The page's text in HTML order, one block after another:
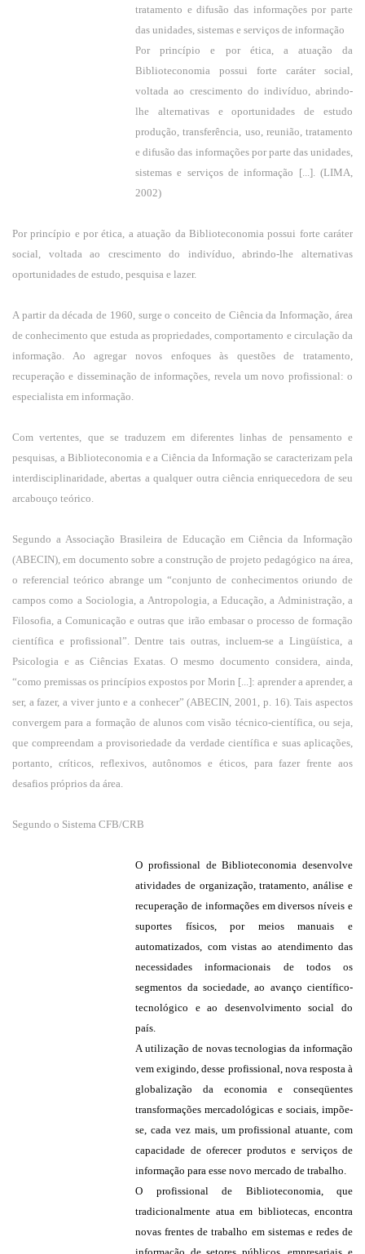
tratamento e difusão das informações por parte
das unidades, sistemas e serviços de informação
Por princípio e por ética, a atuação da
Biblioteconomia possui forte caráter social,
voltada ao crescimento do indivíduo, abrindo-
lhe alternativas e oportunidades de estudo
produção, transferência, uso, reunião, tratamento
e difusão das informações por parte das unidades,
sistemas e serviços de informação [...]. (LIMA,
2002)
Por princípio e por ética, a atuação da Biblioteconomia possui forte caráter
social, voltada ao crescimento do indivíduo, abrindo-lhe alternativas
oportunidades de estudo, pesquisa e lazer.
A partir da década de 1960, surge o conceito de Ciência da Informação, área
de conhecimento que estuda as propriedades, comportamento e circulação da
informação. Ao agregar novos enfoques às questões de tratamento,
recuperação e disseminação de informações, revela um novo profissional: o
especialista em informação.
Com vertentes, que se traduzem em diferentes linhas de pensamento e
pesquisas, a Biblioteconomia e a Ciência da Informação se caracterizam pela
interdisciplinaridade, abertas a qualquer outra ciência enriquecedora de seu
arcabouço teórico.
Segundo a Associação Brasileira de Educação em Ciência da Informação
(ABECIN), em documento sobre a construção de projeto pedagógico na área,
o referencial teórico abrange um “conjunto de conhecimentos oriundo de
campos como a Sociologia, a Antropologia, a Educação, a Administração, a
Filosofia, a Comunicação e outras que irão embasar o processo de formação
científica e profissional”. Dentre tais outras, incluem-se a Lingüística, a
Psicologia e as Ciências Exatas. O mesmo documento considera, ainda,
“como premissas os princípios expostos por Morin [...]: aprender a aprender, a
ser, a fazer, a viver junto e a conhecer” (ABECIN, 2001, p. 16). Tais aspectos
convergem para a formação de alunos com visão técnico-científica, ou seja,
que compreendam a provisoriedade da verdade científica e suas aplicações,
portanto, críticos, reflexivos, autônomos e éticos, para fazer frente aos
desafios próprios da área.
Segundo o Sistema CFB/CRB
O profissional de Biblioteconomia desenvolve
atividades de organização, tratamento, análise e
recuperação de informações em diversos níveis e
suportes físicos, por meios manuais e
automatizados, com vistas ao atendimento das
necessidades informacionais de todos os
segmentos da sociedade, ao avanço científico-
tecnológico e ao desenvolvimento social do
país.
A utilização de novas tecnologias da informação
vem exigindo, desse profissional, nova resposta à
globalização da economia e conseqüentes
transformações mercadológicas e sociais, impõe-
se, cada vez mais, um profissional atuante, com
capacidade de oferecer produtos e serviços de
informação para esse novo mercado de trabalho.
O profissional de Biblioteconomia, que
tradicionalmente atua em bibliotecas, encontra
novas frentes de trabalho em sistemas e redes de